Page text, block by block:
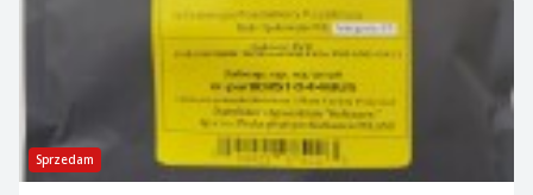
Sprzedam